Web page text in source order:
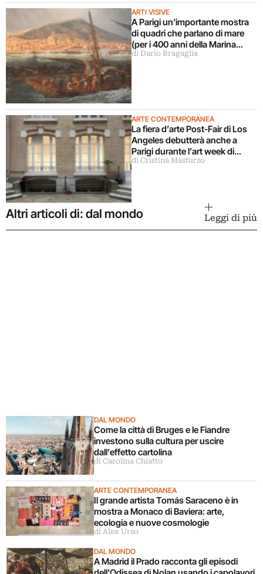
ARTI VISIVE
A Parigi un’importante mostra
di quadri che parlano di mare
(per i 400 anni della Marina
Francese)
di Dario Bragaglia
ARTE CONTEMPORANEA
La fiera d’arte Post-Fair di Los
Angeles debutterà anche a
Parigi durante l’art week di
ottobre 2026
di Cristina Masturzo
Altri articoli di: dal mondo Leggi di più
DAL MONDO
Come la città di Bruges e le Fiandre
investono sulla cultura per uscire
dall’effetto cartolina
di Carolina Chiatto
ARTE CONTEMPORANEA
Il grande artista Tomás Saraceno è in
mostra a Monaco di Baviera: arte,
ecologia e nuove cosmologie
di Alex Urso
DAL MONDO
A Madrid il Prado racconta gli episodi